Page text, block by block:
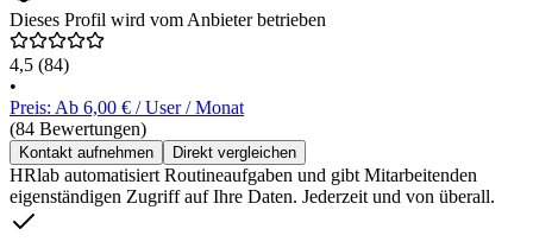
Dieses Profil wird vom Anbieter betrieben
4,5 (84)
•
Preis: Ab 6,00 € / User / Monat
(84 Bewertungen)
Kontakt aufnehmen Direkt vergleichen
HRlab automatisiert Routineaufgaben und gibt Mitarbeitenden
eigenständigen Zugriff auf Ihre Daten. Jederzeit und von überall.